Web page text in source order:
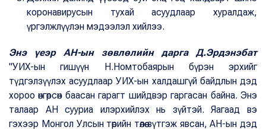
коронавирусын тухай асуудлаар хуралдаж,
үргэлжлүүлэн мэдээлэл хийлээ.
Энэ үеэр АН-ын зөвлөлийн дарга Д.Эрдэнэбат
"УИХ-ын гишүүн Н.Номтобаярын бүрэн эрхийг
түдгэлзүүлэх асуудлаар УИХ-ын халдашгүй байдлын дэд
хороо өнгөрсөн баасан гарагт шийдвэр гаргасан байна. Энэ
талаар АН сууриа илэрхийлэх нь зүйтэй. Яагаад вэ
гэхээр Монгол Улсын төрийн төлөө зүтгэж явсан, АН-ын дэд